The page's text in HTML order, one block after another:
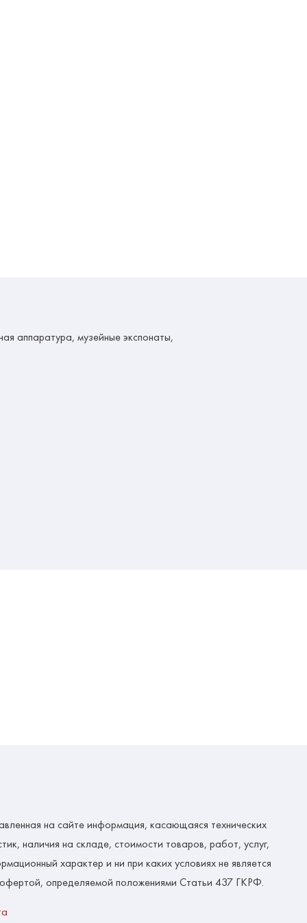
аппаратура, музейные экспонаты,
на сайте информация, касающаяся технических
наличия на складе, стоимости товаров, работ, услуг,
характер и ни при каких условиях не является
определяемой положениями Статьи 437 ГКРФ.